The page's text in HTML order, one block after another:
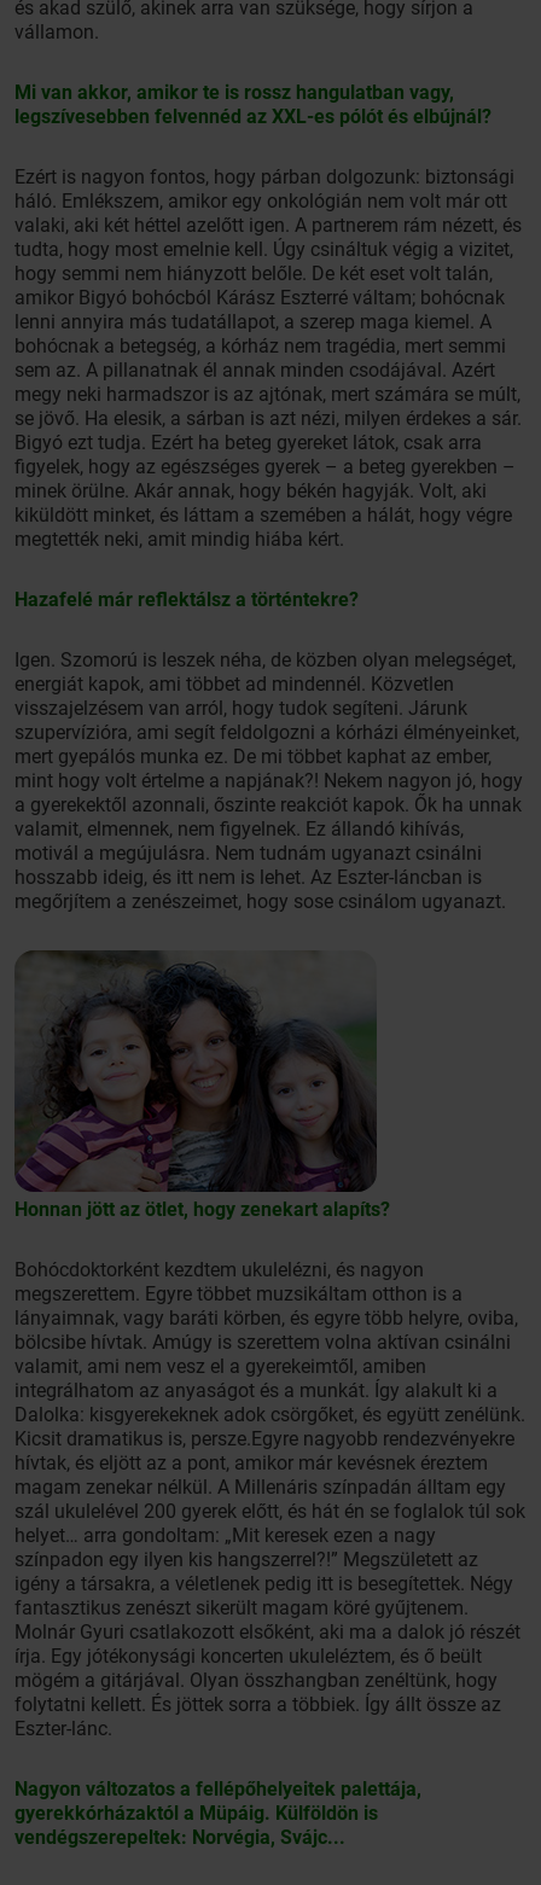
és akad szülő, akinek arra van szüksége, hogy sírjon a
vállamon.
Mi van akkor, amikor te is rossz hangulatban vagy,
legszívesebben felvennéd az XXL-es pólót és elbújnál?
Ezért is nagyon fontos, hogy párban dolgozunk: biztonsági
háló. Emlékszem, amikor egy onkológián nem volt már ott
valaki, aki két héttel azelőtt igen. A partnerem rám nézett, és
tudta, hogy most emelnie kell. Úgy csináltuk végig a vizitet,
hogy semmi nem hiányzott belőle. De két eset volt talán,
amikor Bigyó bohócból Kárász Eszterré váltam; bohócnak
lenni annyira más tudatállapot, a szerep maga kiemel. A
bohócnak a betegség, a kórház nem tragédia, mert semmi
sem az. A pillanatnak él annak minden csodájával. Azért
megy neki harmadszor is az ajtónak, mert számára se múlt,
se jövő. Ha elesik, a sárban is azt nézi, milyen érdekes a sár.
Bigyó ezt tudja. Ezért ha beteg gyereket látok, csak arra
figyelek, hogy az egészséges gyerek – a beteg gyerekben –
minek örülne. Akár annak, hogy békén hagyják. Volt, aki
kiküldött minket, és láttam a szemében a hálát, hogy végre
megtették neki, amit mindig hiába kért.
Hazafelé már reflektálsz a történtekre?
Igen. Szomorú is leszek néha, de közben olyan melegséget,
energiát kapok, ami többet ad mindennél. Közvetlen
visszajelzésem van arról, hogy tudok segíteni. Járunk
szupervízióra, ami segít feldolgozni a kórházi élményeinket,
mert gyepálós munka ez. De mi többet kaphat az ember,
mint hogy volt értelme a napjának?! Nekem nagyon jó, hogy
a gyerekektől azonnali, őszinte reakciót kapok. Ők ha unnak
valamit, elmennek, nem figyelnek. Ez állandó kihívás,
motivál a megújulásra. Nem tudnám ugyanazt csinálni
hosszabb ideig, és itt nem is lehet. Az Eszter-láncban is
megőrjítem a zenészeimet, hogy sose csinálom ugyanazt.
Honnan jött az ötlet, hogy zenekart alapíts?
Bohócdoktorként kezdtem ukulelézni, és nagyon
megszerettem. Egyre többet muzsikáltam otthon is a
lányaimnak, vagy baráti körben, és egyre több helyre, oviba,
bölcsibe hívtak. Amúgy is szerettem volna aktívan csinálni
valamit, ami nem vesz el a gyerekeimtől, amiben
integrálhatom az anyaságot és a munkát. Így alakult ki a
Dalolka: kisgyerekeknek adok csörgőket, és együtt zenélünk.
Kicsit dramatikus is, persze.Egyre nagyobb rendezvényekre
hívtak, és eljött az a pont, amikor már kevésnek éreztem
magam zenekar nélkül. A Millenáris színpadán álltam egy
szál ukulelével 200 gyerek előtt, és hát én se foglalok túl sok
helyet… arra gondoltam: „Mit keresek ezen a nagy
színpadon egy ilyen kis hangszerrel?!” Megszületett az
igény a társakra, a véletlenek pedig itt is besegítettek. Négy
fantasztikus zenészt sikerült magam köré gyűjtenem.
Molnár Gyuri csatlakozott elsőként, aki ma a dalok jó részét
írja. Egy jótékonysági koncerten ukuleléztem, és ő beült
mögém a gitárjával. Olyan összhangban zenéltünk, hogy
folytatni kellett. És jöttek sorra a többiek. Így állt össze az
Eszter-lánc.
Nagyon változatos a fellépőhelyeitek palettája,
gyerekkórházaktól a Müpáig. Külföldön is
vendégszerepeltek: Norvégia, Svájc...